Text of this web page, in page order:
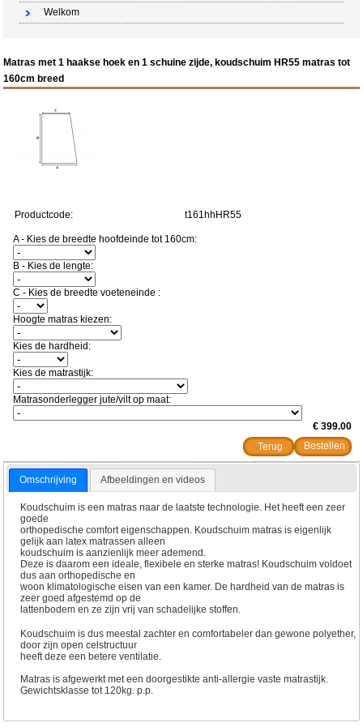
Welkom
Matras met 1 haakse hoek en 1 schuine zijde, koudschuim HR55 matras tot
160cm breed
Productcode: t161hhHR55
A - Kies de breedte hoofdeinde tot 160cm:
B - Kies de lengte:
C - Kies de breedte voeteneinde :
Hoogte matras kiezen:
Kies de hardheid:
Kies de matrastijk:
Matrasonderlegger jute/vilt op maat:
€ 399.00
Terug
Omschrijving Afbeeldingen en videos
Koudschuim is een matras naar de laatste technologie. Het heeft een zeer
goede
orthopedische comfort eigenschappen. Koudschuim matras is eigenlijk
gelijk aan latex matrassen alleen
koudschuim is aanzienlijk meer ademend.
Deze is daarom een ideale, flexibele en sterke matras! Koudschuim voldoet
dus aan orthopedische en
woon klimatologische eisen van een kamer. De hardheid van de matras is
zeer goed afgestemd op de
lattenbodem en ze zijn vrij van schadelijke stoffen.
Koudschuim is dus meestal zachter en comfortabeler dan gewone polyether,
door zijn open celstructuur
heeft deze een betere ventilatie.
Matras is afgewerkt met een doorgestikte anti-allergie vaste matrastijk.
Gewichtsklasse tot 120kg. p.p.